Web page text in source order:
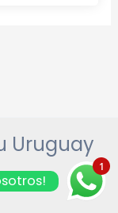
Uruguay
1